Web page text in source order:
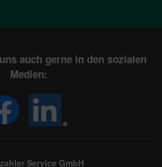
auch gerne in den sozialen
Medien:
Service GmbH